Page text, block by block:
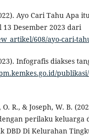
Ayo Cari Tahu Apa
Desember 2023 dari
608/ayo-cari-
Infografis diakses
R., & Joseph, W. B.
perilaku keluarga
DBD Di Kelurahan